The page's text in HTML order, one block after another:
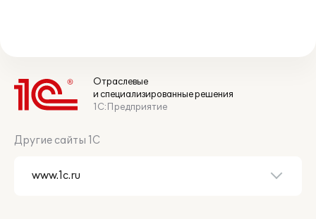
Отраслевые
и специализированные решения
1С:Предприятие
Другие сайты 1С